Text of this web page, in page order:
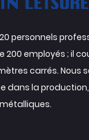
personnels
200 employés ; il
carrés. Nous
dans la